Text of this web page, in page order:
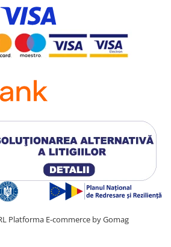
Platforma E-commerce by Gomag